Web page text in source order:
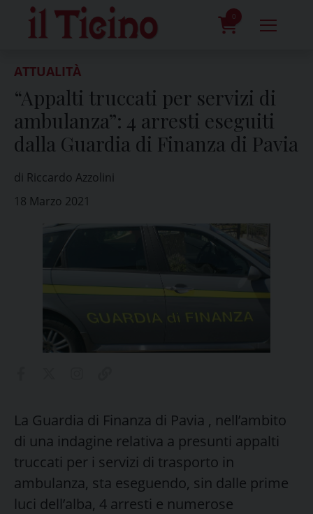
content
0
ATTUALITÀ
“Appalti truccati per servizi di
ambulanza”: 4 arresti eseguiti
dalla Guardia di Finanza di Pavia
di Riccardo Azzolini
18 Marzo 2021
La Guardia di Finanza di Pavia , nell’ambito
di una indagine relativa a presunti appalti
truccati per i servizi di trasporto in
ambulanza, sta eseguendo, sin dalle prime
luci dell’alba, 4 arresti e numerose